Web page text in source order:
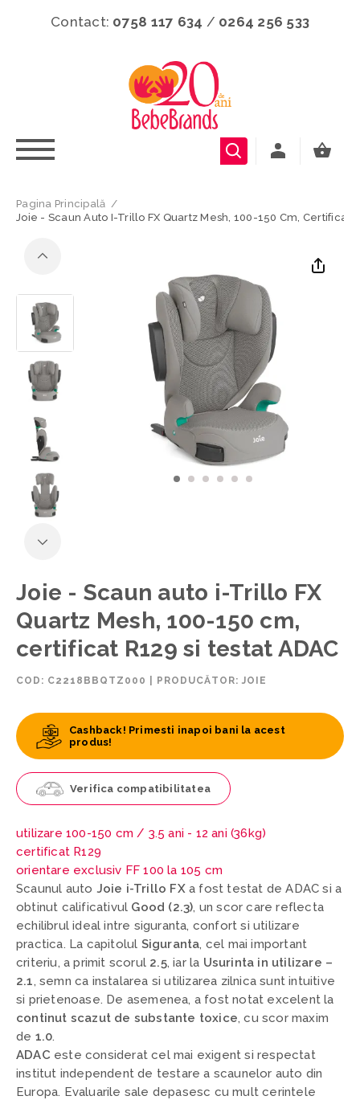
Contact: 0758 117 634 / 0264 256 533
Pagina Principală /
Joie - Scaun Auto I-Trillo FX Quartz Mesh, 100-150 Cm, Certificat
Joie - Scaun auto i-Trillo FX
Quartz Mesh, 100-150 cm,
certificat R129 si testat ADAC
COD: C2218BBQTZ000 PRODUCĂTOR: JOIE
Cashback! Primesti inapoi bani la acest
produs!
Verifica compatibilitatea
utilizare 100-150 cm / 3.5 ani - 12 ani (36kg)
certificat R129
orientare exclusiv FF 100 la 105 cm
Scaunul auto Joie i-Trillo FXa fost testat de ADAC si a
obtinut calificativul Good (2.3), un scor care reflecta
echilibrul ideal intre siguranta, confort si utilizare
practica. La capitolul Siguranta, cel mai important
criteriu, a primit scorul 2.5, iar la Usurinta in utilizare –
2.1, semn ca instalarea si utilizarea zilnica sunt intuitive
si prietenoase. De asemenea, a fost notat excelent la
continut scazut de substante toxice, cu scor maxim
de 1.0.
ADAC este considerat cel mai exigent si respectat
institut independent de testare a scaunelor auto din
Europa. Evaluarile sale depasesc cu mult cerintele